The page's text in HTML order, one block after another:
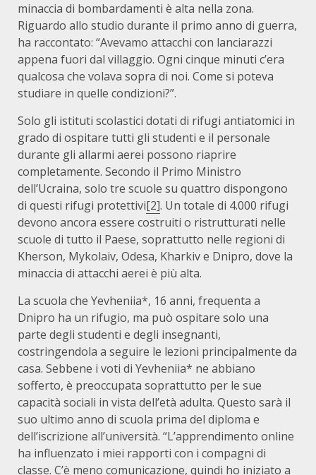
minaccia di bombardamenti è alta nella zona.
Riguardo allo studio durante il primo anno di guerra,
ha raccontato: “Avevamo attacchi con lanciarazzi
appena fuori dal villaggio. Ogni cinque minuti c’era
qualcosa che volava sopra di noi. Come si poteva
studiare in quelle condizioni?”.
Solo gli istituti scolastici dotati di rifugi antiatomici in
grado di ospitare tutti gli studenti e il personale
durante gli allarmi aerei possono riaprire
completamente. Secondo il Primo Ministro
dell’Ucraina, solo tre scuole su quattro dispongono
di questi rifugi protettivi[2]. Un totale di 4.000 rifugi
devono ancora essere costruiti o ristrutturati nelle
scuole di tutto il Paese, soprattutto nelle regioni di
Kherson, Mykolaiv, Odesa, Kharkiv e Dnipro, dove la
minaccia di attacchi aerei è più alta.
La scuola che Yevheniia*, 16 anni, frequenta a
Dnipro ha un rifugio, ma può ospitare solo una
parte degli studenti e degli insegnanti,
costringendola a seguire le lezioni principalmente da
casa. Sebbene i voti di Yevheniia* ne abbiano
sofferto, è preoccupata soprattutto per le sue
capacità sociali in vista dell’età adulta. Questo sarà il
suo ultimo anno di scuola prima del diploma e
dell’iscrizione all’università. “L’apprendimento online
ha influenzato i miei rapporti con i compagni di
classe. C’è meno comunicazione, quindi ho iniziato a